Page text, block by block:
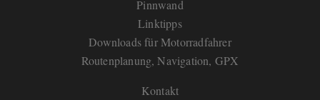
Pinnwand
Linktipps
Downloads für Motorradfahrer
Routenplanung, Navigation, GPX
Kontakt